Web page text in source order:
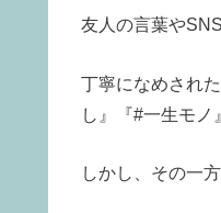
友人の言葉や
丁寧になめされ
し』『#一生モノ
しかし、その一